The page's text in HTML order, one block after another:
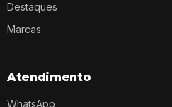
Destaques
Marcas
Atendimento
WhatsApp